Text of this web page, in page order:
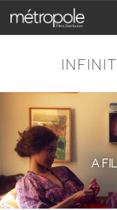
A